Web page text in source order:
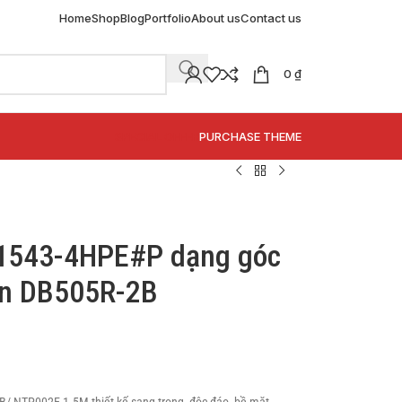
HomeShopBlogPortfolioAbout usContact us
0 ₫
PURCHASE THEME
4HPE#P dạng góc
DB505R-2B